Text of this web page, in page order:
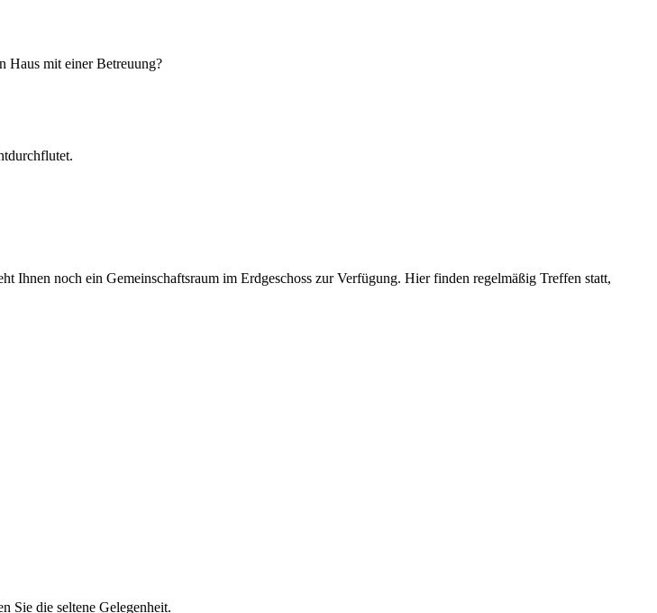
Haus mit einer Betreuung?
Ihnen noch ein Gemeinschaftsraum im Erdgeschoss zur Verfügung. Hier finden regelmäßig Treffen statt,
Sie die seltene Gelegenheit.